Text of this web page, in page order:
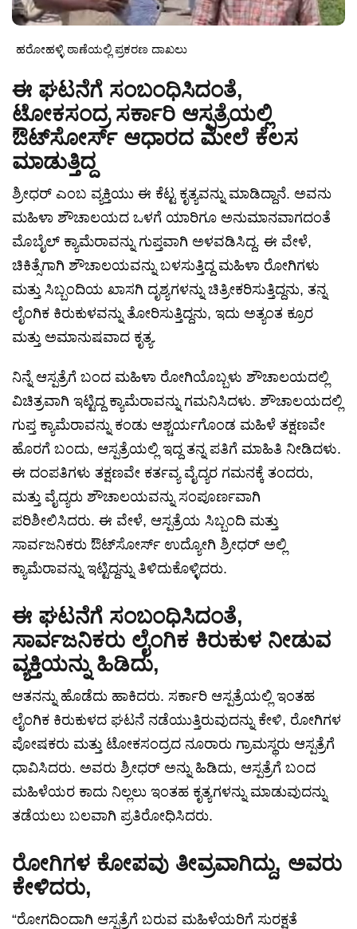
ಹರೋಹಳ್ಳಿ ಠಾಣೆಯಲ್ಲಿ ಪ್ರಕರಣ ದಾಖಲು
ಈ ಘಟನೆಗೆ ಸಂಬಂಧಿಸಿದಂತೆ,
ಟೋಕಸಂದ್ರ ಸರ್ಕಾರಿ ಆಸ್ಪತ್ರೆಯಲ್ಲಿ
ಔಟ್‌ಸೋರ್ಸ್ ಆಧಾರದ ಮೇಲೆ ಕೆಲಸ
ಮಾಡುತ್ತಿದ್ದ
ಶ್ರೀಧರ್ ಎಂಬ ವ್ಯಕ್ತಿಯು ಈ ಕೆಟ್ಟ ಕೃತ್ಯವನ್ನು ಮಾಡಿದ್ದಾನೆ. ಅವನು
ಮಹಿಳಾ ಶೌಚಾಲಯದ ಒಳಗೆ ಯಾರಿಗೂ ಅನುಮಾನವಾಗದಂತೆ
ಮೊಬೈಲ್ ಕ್ಯಾಮೆರಾವನ್ನು ಗುಪ್ತವಾಗಿ ಅಳವಡಿಸಿದ್ದ. ಈ ವೇಳೆ,
ಚಿಕಿತ್ಸೆಗಾಗಿ ಶೌಚಾಲಯವನ್ನು ಬಳಸುತ್ತಿದ್ದ ಮಹಿಳಾ ರೋಗಿಗಳು
ಮತ್ತು ಸಿಬ್ಬಂದಿಯ ಖಾಸಗಿ ದೃಶ್ಯಗಳನ್ನು ಚಿತ್ರೀಕರಿಸುತ್ತಿದ್ದನು, ತನ್ನ
ಲೈಂಗಿಕ ಕಿರುಕುಳವನ್ನು ತೋರಿಸುತ್ತಿದ್ದನು, ಇದು ಅತ್ಯಂತ ಕ್ರೂರ
ಮತ್ತು ಅಮಾನುಷವಾದ ಕೃತ್ಯ.
ನಿನ್ನೆ ಆಸ್ಪತ್ರೆಗೆ ಬಂದ ಮಹಿಳಾ ರೋಗಿಯೊಬ್ಬಳು ಶೌಚಾಲಯದಲ್ಲಿ
ವಿಚಿತ್ರವಾಗಿ ಇಟ್ಟಿದ್ದ ಕ್ಯಾಮೆರಾವನ್ನು ಗಮನಿಸಿದಳು. ಶೌಚಾಲಯದಲ್ಲಿ
ಗುಪ್ತ ಕ್ಯಾಮೆರಾವನ್ನು ಕಂಡು ಆಶ್ಚರ್ಯಗೊಂಡ ಮಹಿಳೆ ತಕ್ಷಣವೇ
ಹೊರಗೆ ಬಂದು, ಆಸ್ಪತ್ರೆಯಲ್ಲಿ ಇದ್ದ ತನ್ನ ಪತಿಗೆ ಮಾಹಿತಿ ನೀಡಿದಳು.
ಈ ದಂಪತಿಗಳು ತಕ್ಷಣವೇ ಕರ್ತವ್ಯ ವೈದ್ಯರ ಗಮನಕ್ಕೆ ತಂದರು,
ಮತ್ತು ವೈದ್ಯರು ಶೌಚಾಲಯವನ್ನು ಸಂಪೂರ್ಣವಾಗಿ
ಪರಿಶೀಲಿಸಿದರು. ಈ ವೇಳೆ, ಆಸ್ಪತ್ರೆಯ ಸಿಬ್ಬಂದಿ ಮತ್ತು
ಸಾರ್ವಜನಿಕರು ಔಟ್‌ಸೋರ್ಸ್ ಉದ್ಯೋಗಿ ಶ್ರೀಧರ್ ಅಲ್ಲಿ
ಕ್ಯಾಮೆರಾವನ್ನು ಇಟ್ಟಿದ್ದನ್ನು ತಿಳಿದುಕೊಳ್ಳಿದರು.
ಈ ಘಟನೆಗೆ ಸಂಬಂಧಿಸಿದಂತೆ,
ಸಾರ್ವಜನಿಕರು ಲೈಂಗಿಕ ಕಿರುಕುಳ ನೀಡುವ
ವ್ಯಕ್ತಿಯನ್ನು ಹಿಡಿದು,
ಆತನನ್ನು ಹೊಡೆದು ಹಾಕಿದರು. ಸರ್ಕಾರಿ ಆಸ್ಪತ್ರೆಯಲ್ಲಿ ಇಂತಹ
ಲೈಂಗಿಕ ಕಿರುಕುಳದ ಘಟನೆ ನಡೆಯುತ್ತಿರುವುದನ್ನು ಕೇಳಿ, ರೋಗಿಗಳ
ಪೋಷಕರು ಮತ್ತು ಟೋಕಸಂದ್ರದ ನೂರಾರು ಗ್ರಾಮಸ್ಥರು ಆಸ್ಪತ್ರೆಗೆ
ಧಾವಿಸಿದರು. ಅವರು ಶ್ರೀಧರ್ ಅನ್ನು ಹಿಡಿದು, ಆಸ್ಪತ್ರೆಗೆ ಬಂದ
ಮಹಿಳೆಯರ ಕಾದು ನಿಲ್ಲಲು ಇಂತಹ ಕೃತ್ಯಗಳನ್ನು ಮಾಡುವುದನ್ನು
ತಡೆಯಲು ಬಲವಾಗಿ ಪ್ರತಿರೋಧಿಸಿದರು.
ರೋಗಿಗಳ ಕೋಪವು ತೀವ್ರವಾಗಿದ್ದು, ಅವರು
ಕೇಳಿದರು,
“ರೋಗದಿಂದಾಗಿ ಆಸ್ಪತ್ರೆಗೆ ಬರುವ ಮಹಿಳೆಯರಿಗೆ ಸುರಕ್ಷತೆ